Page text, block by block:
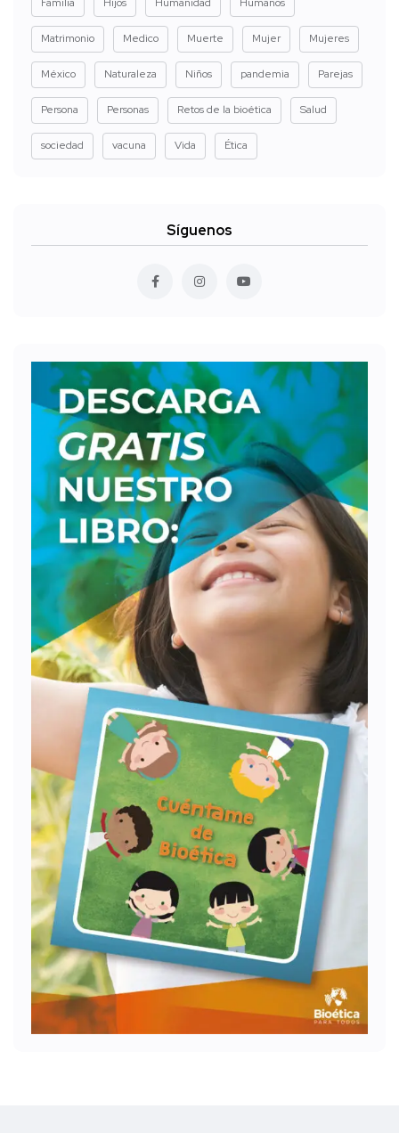
Matrimonio Medico Muerte Mujer Mujeres
México Naturaleza Niños pandemia Parejas
Persona Personas Retos de la bioética Salud
sociedad vacuna Vida Ética
Síguenos